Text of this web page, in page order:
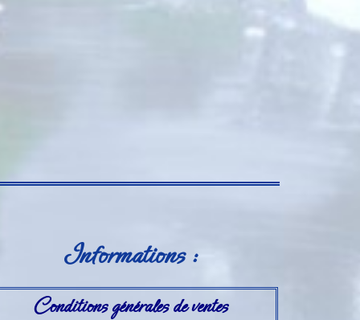
Informations :
Conditions générales de ventes